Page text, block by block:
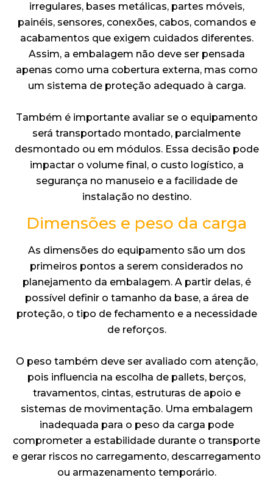
irregulares, bases metálicas, partes móveis,
painéis, sensores, conexões, cabos, comandos e
acabamentos que exigem cuidados diferentes.
Assim, a embalagem não deve ser pensada
apenas como uma cobertura externa, mas como
um sistema de proteção adequado à carga.
Também é importante avaliar se o equipamento
será transportado montado, parcialmente
desmontado ou em módulos. Essa decisão pode
impactar o volume final, o custo logístico, a
segurança no manuseio e a facilidade de
instalação no destino.
Dimensões e peso da carga
As dimensões do equipamento são um dos
primeiros pontos a serem considerados no
planejamento da embalagem. A partir delas, é
possível definir o tamanho da base, a área de
proteção, o tipo de fechamento e a necessidade
de reforços.
O peso também deve ser avaliado com atenção,
pois influencia na escolha de pallets, berços,
travamentos, cintas, estruturas de apoio e
sistemas de movimentação. Uma embalagem
inadequada para o peso da carga pode
comprometer a estabilidade durante o transporte
e gerar riscos no carregamento, descarregamento
ou armazenamento temporário.